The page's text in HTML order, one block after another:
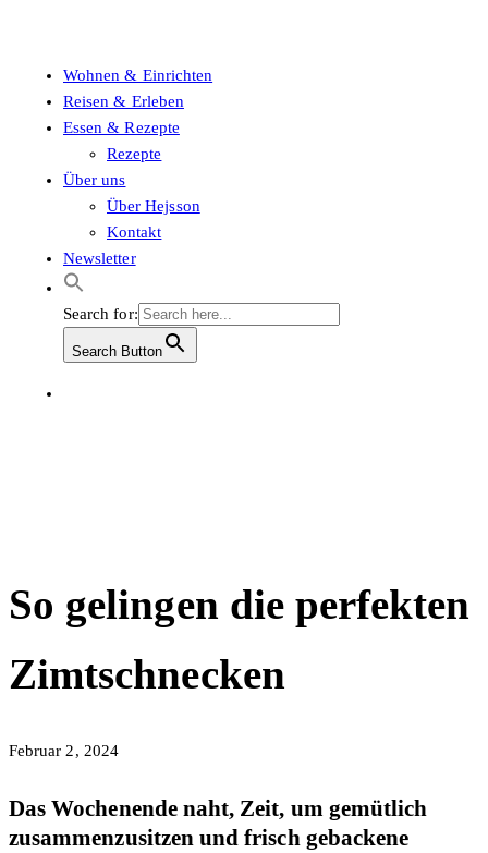
Wohnen & Einrichten
Reisen & Erleben
Essen & Rezepte
Rezepte
Über uns
Über Hejsson
Kontakt
Newsletter
Search for:
Search Button
So gelingen die perfekten
Zimtschnecken
Februar 2, 2024
Das Wochenende naht, Zeit, um gemütlich
zusammenzusitzen und frisch gebackene